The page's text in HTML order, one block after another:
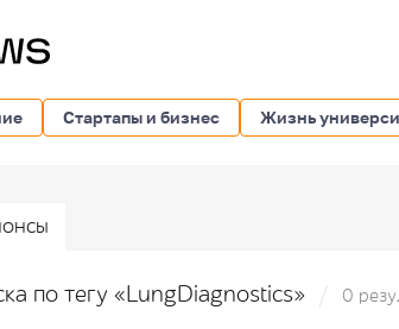
Стартапы и бизнес Жизнь
по тегу «LungDiagnostics» 0